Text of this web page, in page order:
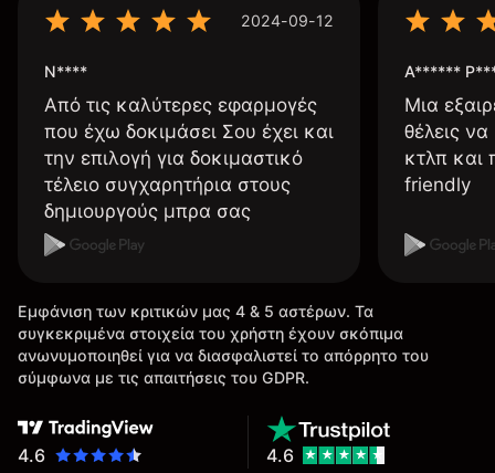
2024-09-12
N****
Από τις καλύτερες εφαρμογές
που έχω δοκιμάσει Σου έχει και
την επιλογή για δοκιμαστικό
τέλειο συγχαρητήρια στους
δημιουργούς μπρα σας
A******
Μια
θέλεις
κτλπ και
friendly
Εμφάνιση των κριτικών μας 4 & 5 αστέρων. Τα
συγκεκριμένα στοιχεία του χρήστη έχουν σκόπιμα
ανωνυμοποιηθεί για να διασφαλιστεί το απόρρητο του
σύμφωνα με τις απαιτήσεις του GDPR.
4.6 4.6